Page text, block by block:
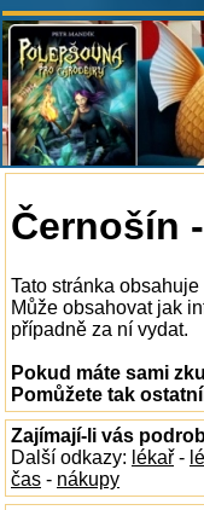
Černošín
Tato stránka
Může obsahovat jak
případně za ní vydat.
Pokud máte sami
Pomůžete tak
Zajímají-li vás
Další odkazy: lékař -
čas - nákupy